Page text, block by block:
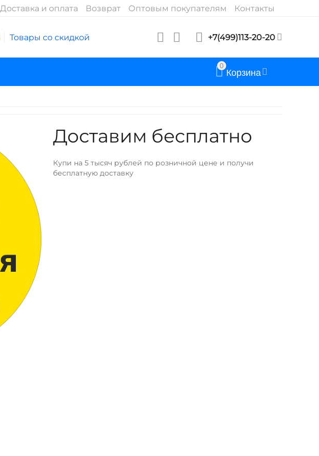
Доставка и оплата Возврат Оптовым покупателям Контакты
Товары со скидкой +7(499)113-20-20
0 Корзина
Доставим бесплатно
Купи на 5 тысяч рублей по розничной цене и получи
бесплатную доставку